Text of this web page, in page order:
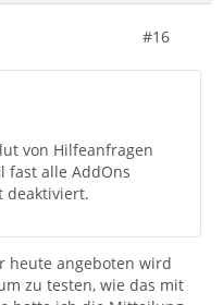
#16
von Hilfeanfragen
fast alle AddOns
deaktiviert.
heute angeboten wird
zu testen, wie das mit